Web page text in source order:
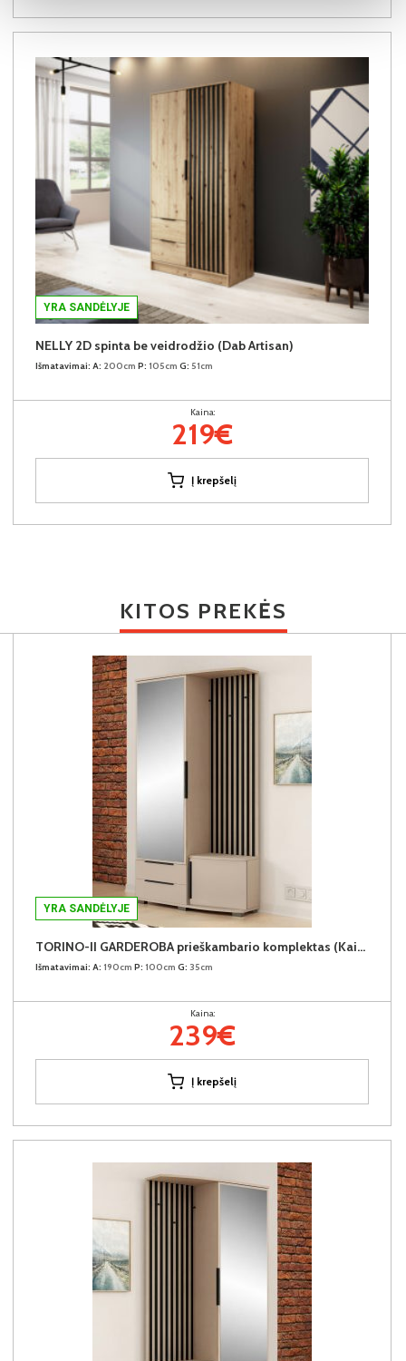
YRA SANDĖLYJE
NELLY 2D spinta be veidrodžio (Dab Artisan)
Išmatavimai: A: 200cm P: 105cm G: 51cm
Kaina:
219€
Į krepšelį
KITOS PREKĖS
YRA SANDĖLYJE
TORINO-II GARDEROBA prieškambario komplektas (Kairinis)
Išmatavimai: A: 190cm P: 100cm G: 35cm
Kaina:
239€
Į krepšelį